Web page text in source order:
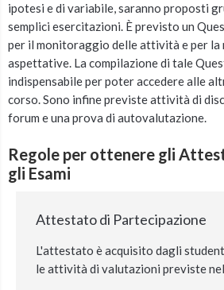
ipotesi e di variabile, saranno proposti
semplici esercitazioni. È previsto un
per il monitoraggio delle attività e per la
aspettative. La compilazione di tale
indispensabile per poter accedere alle
corso. Sono infine previste attività di
forum e una prova di autovalutazione.
Regole per ottenere gli
gli Esami
Attestato di Partecipazione
L'attestato è acquisito dagli
le attività di valutazioni previste